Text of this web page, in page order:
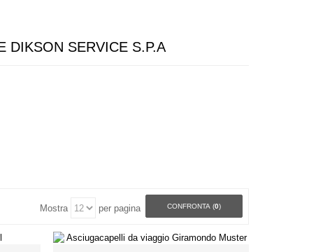
DIKSON SERVICE S.P.A
Mostra per pagina CONFRONTA (0)